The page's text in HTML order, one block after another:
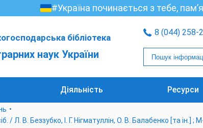
#Україна починається з тебе,
бібліотека
наук України
8 (044) 258-
Діяльність Ресурси
В. Беззубко, І. Г. Нігматуллін, О. В. Балабенко [та ін.] ;